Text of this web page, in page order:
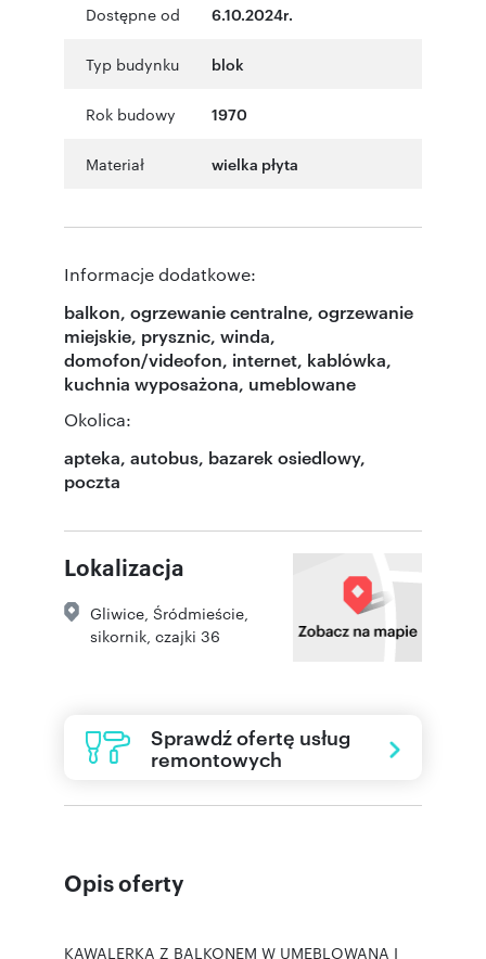
Dostępne od 6.10.2024r.
Typ budynku blok
Rok budowy 1970
Materiał wielka płyta
Informacje dodatkowe:
balkon, ogrzewanie centralne, ogrzewanie
miejskie, prysznic, winda,
domofon/videofon, internet, kablówka,
kuchnia wyposażona, umeblowane
Okolica:
apteka, autobus, bazarek osiedlowy,
poczta
Lokalizacja
Gliwice Śródmieście
sikornik czajki 36
Sprawdź ofertę usług
remontowych
Opis oferty
KAWALERKA Z BALKONEM W UMEBLOWANA I